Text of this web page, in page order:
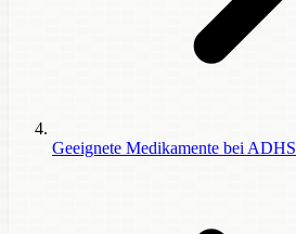
Geeignete Medikamente bei ADHS